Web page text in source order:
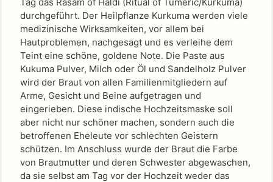
durchgeführt. Der Heilpflanze Kurkuma werden viele
medizinische Wirksamkeiten, vor allem bei
Hautproblemen, nachgesagt und es verleihe dem
Teint eine schöne, goldene Note. Die Paste aus
Kukuma Pulver, Milch oder Öl und Sandelholz Pulver
wird der Braut von allen Familienmitgliedern auf
Arme, Gesicht und Beine aufgetragen und
eingerieben. Diese indische Hochzeitsmaske soll
aber nicht nur schöner machen, sondern auch die
betroffenen Eheleute vor schlechten Geistern
schützen. Im Anschluss wurde der Braut die Farbe
von Brautmutter und deren Schwester abgewaschen,
da sie selbst am Tag vor der Hochzeit weder das